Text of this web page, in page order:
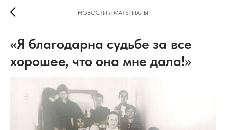
НОВОСТИ и МАТЕРИАЛЫ
«Я благодарна судьбе за все
хорошее, что она мне дала!»